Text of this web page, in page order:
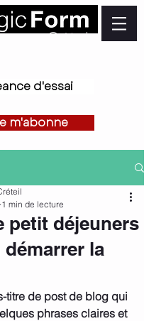
Créteil
d'essai
m'abonne
petit déjeuners
la
1 min de lecture
titre de post de blog qui
phrases claires et